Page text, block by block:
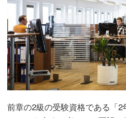
前章の2級の受験資格である「